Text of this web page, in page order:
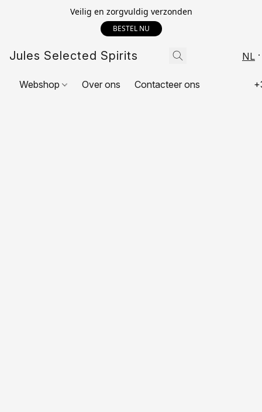
Veilig en zorgvuldig verzonden
BESTEL NU
Jules Selected Spirits NL
Webshop Over ons Contacteer ons